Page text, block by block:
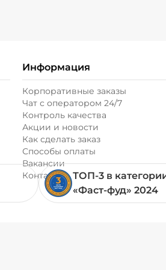
Информация
Корпоративные заказы
Чат с оператором 24/7
Контроль качества
Акции и новости
Как сделать заказ
Способы оплаты
Вакансии
Контакты
ТОП-3 в
«Фаст-фуд» 2024